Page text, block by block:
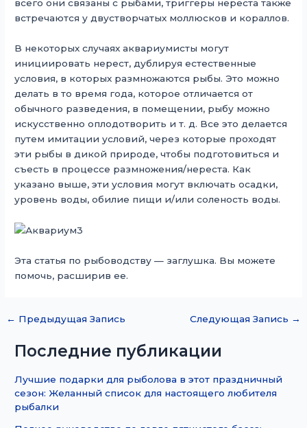
всего они связаны с рыбами, триггеры нереста также
встречаются у двустворчатых моллюсков и кораллов.
В некоторых случаях аквариумисты могут
инициировать нерест, дублируя естественные
условия, в которых размножаются рыбы. Это можно
делать в то время года, которое отличается от
обычного разведения, в помещении, рыбу можно
искусственно оплодотворить и т. д. Все это делается
путем имитации условий, через которые проходят
эти рыбы в дикой природе, чтобы подготовиться и
съесть в процессе размножения/нереста. Как
указано выше, эти условия могут включать осадки,
уровень воды, обилие пищи и/или соленость воды.
Эта статья по рыбоводству — заглушка. Вы можете
помочь, расширив ее.
← Предыдущая Запись Следующая Запись →
Последние публикации
Лучшие подарки для рыболова в этот праздничный
сезон: Желанный список для настоящего любителя
рыбалки